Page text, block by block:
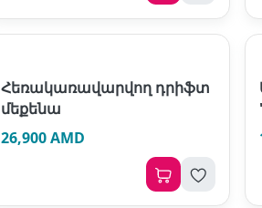
Հեռակառավարվող դրիֆտ
մեքենա
26,900 AMD